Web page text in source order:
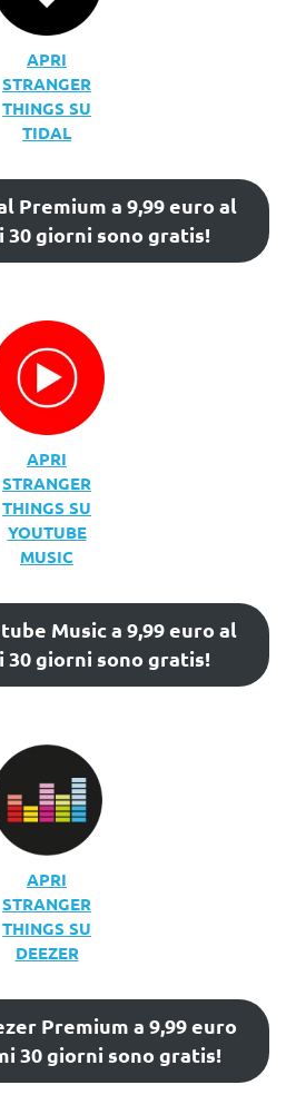
APRI
STRANGER
THINGS SU
TIDAL
Premium a 9,99 euro al
30 giorni sono gratis!
APRI
STRANGER
THINGS SU
YOUTUBE
MUSIC
Music a 9,99 euro al
30 giorni sono gratis!
APRI
STRANGER
THINGS SU
DEEZER
Premium a 9,99 euro
30 giorni sono gratis!